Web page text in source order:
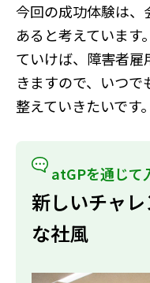
今回の成功体験は、
あると考えています
ていけば、障害者雇
きますので、いつ
整えていきたいです。
atGPを通じて
新しいチャ
な社風